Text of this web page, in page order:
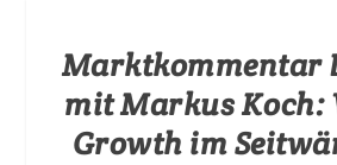
Marktkommentar
mit Markus Koch:
Growth im